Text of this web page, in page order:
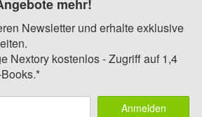
mehr!
Newsletter und erhalte exklusive
Nextory kostenlos - Zugriff auf 1,4
Anmelden